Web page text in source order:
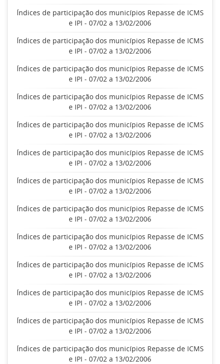
Índices de participação dos municípios Repasse de ICMS
e IPI - 07/02 a 13/02/2006
Índices de participação dos municípios Repasse de ICMS
e IPI - 07/02 a 13/02/2006
Índices de participação dos municípios Repasse de ICMS
e IPI - 07/02 a 13/02/2006
Índices de participação dos municípios Repasse de ICMS
e IPI - 07/02 a 13/02/2006
Índices de participação dos municípios Repasse de ICMS
e IPI - 07/02 a 13/02/2006
Índices de participação dos municípios Repasse de ICMS
e IPI - 07/02 a 13/02/2006
Índices de participação dos municípios Repasse de ICMS
e IPI - 07/02 a 13/02/2006
Índices de participação dos municípios Repasse de ICMS
e IPI - 07/02 a 13/02/2006
Índices de participação dos municípios Repasse de ICMS
e IPI - 07/02 a 13/02/2006
Índices de participação dos municípios Repasse de ICMS
e IPI - 07/02 a 13/02/2006
Índices de participação dos municípios Repasse de ICMS
e IPI - 07/02 a 13/02/2006
Índices de participação dos municípios Repasse de ICMS
e IPI - 07/02 a 13/02/2006
Índices de participação dos municípios Repasse de ICMS
e IPI - 07/02 a 13/02/2006